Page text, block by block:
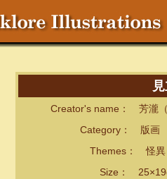
Creator's name： 芳瀧（
Category： 版画
Themes： 怪異・
Size：